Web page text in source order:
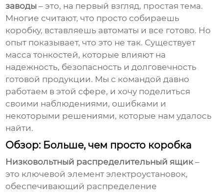
заводы – это, на первый взгляд, простая тема.
Многие считают, что просто собираешь
коробку, вставляешь автоматы и все готово. Но
опыт показывает, что это не так. Существует
масса тонкостей, которые влияют на
надежность, безопасность и долговечность
готовой продукции. Мы с командой давно
работаем в этой сфере, и хочу поделиться
своими наблюдениями, ошибками и
некоторыми решениями, которые нам удалось
найти.
Обзор: Больше, чем просто коробка
Низковольтный распределительный ящик–
это ключевой элемент электроустановок,
обеспечивающий распределение